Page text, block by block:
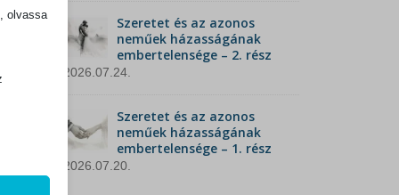
Szeretet és az azonos
neműek házasságának
embertelensége – 2. rész
2026.07.24.
Szeretet és az azonos
neműek házasságának
embertelensége – 1. rész
2026.07.20.
olvassa